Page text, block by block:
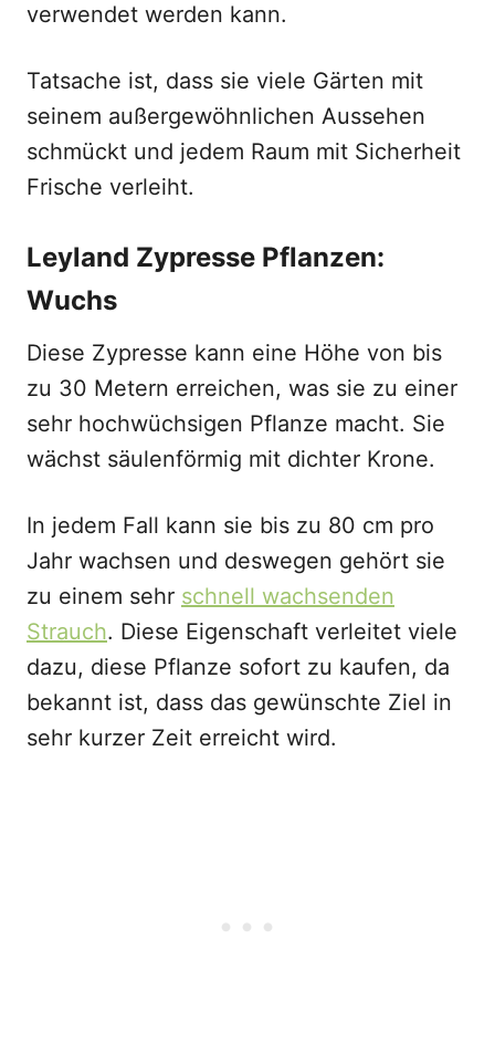
verwendet werden kann.
Tatsache ist, dass sie viele Gärten mit
seinem außergewöhnlichen Aussehen
schmückt und jedem Raum mit Sicherheit
Frische verleiht.
Leyland Zypresse Pflanzen:
Wuchs
Diese Zypresse kann eine Höhe von bis
zu 30 Metern erreichen, was sie zu einer
sehr hochwüchsigen Pflanze macht. Sie
wächst säulenförmig mit dichter Krone.
In jedem Fall kann sie bis zu 80 cm pro
Jahr wachsen und deswegen gehört sie
zu einem sehr schnell wachsenden
Strauch. Diese Eigenschaft verleitet viele
dazu, diese Pflanze sofort zu kaufen, da
bekannt ist, dass das gewünschte Ziel in
sehr kurzer Zeit erreicht wird.